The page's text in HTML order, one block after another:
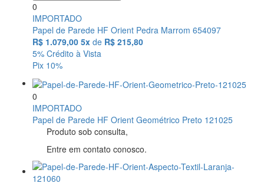
0
IMPORTADO
Papel de Parede HF Orient Pedra Marrom 654097
R$ 1.079,00 5x de R$ 215,80
5% Crédito à Vista
Pix 10%
0
IMPORTADO
Papel de Parede HF Orient Geométrico Preto 121025
Produto sob consulta,
Entre em contato conosco.